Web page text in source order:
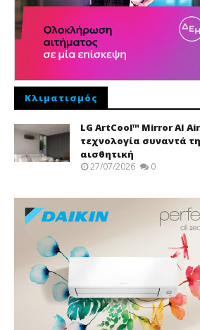
Κλιματισμός
LG ArtCool™ Mirror AI
τεχνολογία συναντά
αισθητική
27/07/2026 0